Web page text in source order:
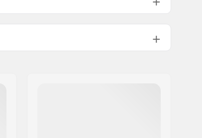
Variable
Double kicktail